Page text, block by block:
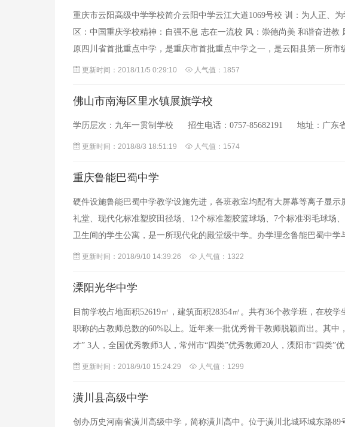
重庆市云阳高级中学学校简介云阳中学云江大道1069号校 训：为人正、
区：中国重庆学校精神：自强不息 志在一流校 风：崇德尚美 和谐奋进
原四川省首批重点中学，是重庆市首批重点中学之一，是云阳县第一所
先进，师资力量雄厚，学校管理
更新时间：2018/11/5 0:29:10 人气值：1857
佛山市南海区里水镇展旗学校
学历层次：九年一贯制学校 招生电话：0757-85682191 地址：广东
更新时间：2018/8/3 18:51:19 人气值：1574
重庆鲁能巴蜀中学
硬件设施鲁能巴蜀中学教学设施先进，各班教室均配有大屏幕等离子显
礼堂、现代化标准塑胶田径场、12个标准塑胶篮球场、7个标准羽毛球场
卫生间的学生公寓，是一所现代化的殿堂级中学。办学理念鲁能巴蜀中
念：教育以人为本，校长以教师为本，教师以学生为本
更新时间：2018/9/10 14:39:26 人气值：1322
溧阳光华中学
目前学校占地面积52619㎡，建筑面积28354㎡。共有36个教学班，在校
职称的占教师总数的60%以上。近年来一批优秀骨干教师脱颖而出。其
才” 3人，全国优秀教师3人，常州市“四类”优秀教师20人，溧阳市“四类
承“光华
更新时间：2018/9/10 15:24:29 人气值：1299
潢川县高级中学
创办历史河南省潢川高级中学，简称潢川高中。位于潢川北城环城东路